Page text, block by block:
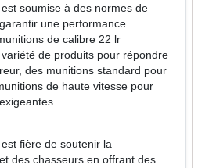
soumise à des normes de
une performance
de calibre 22 lr
de produits pour répondre
des munitions standard pour
de haute vitesse pour
fière de soutenir la
des chasseurs en offrant des